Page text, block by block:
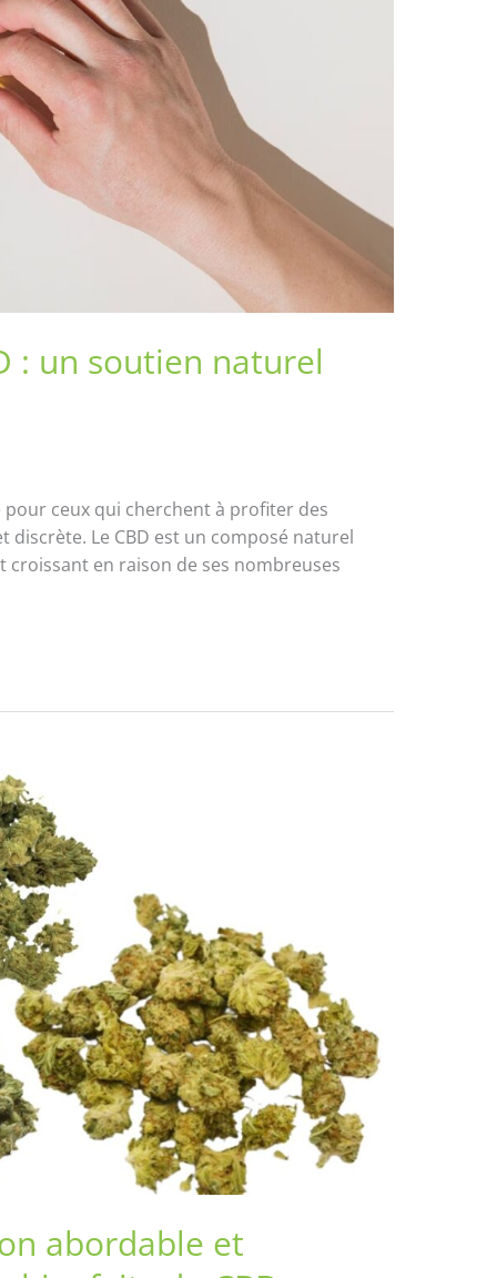
: un soutien naturel
ceux qui cherchent à profiter des
Le CBD est un composé naturel
en raison de ses nombreuses
abordable et